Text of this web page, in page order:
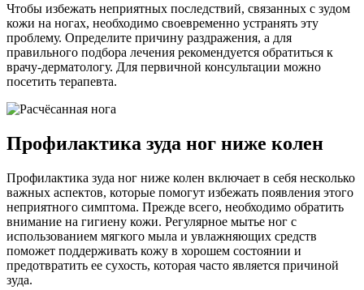
Чтобы избежать неприятных последствий, связанных с зудом
кожи на ногах, необходимо своевременно устранять эту
проблему. Определите причину раздражения, а для
правильного подбора лечения рекомендуется обратиться к
врачу-дерматологу. Для первичной консультации можно
посетить терапевта.
Профилактика зуда ног ниже колен
Профилактика зуда ног ниже колен включает в себя несколько
важных аспектов, которые помогут избежать появления этого
неприятного симптома. Прежде всего, необходимо обратить
внимание на гигиену кожи. Регулярное мытье ног с
использованием мягкого мыла и увлажняющих средств
поможет поддерживать кожу в хорошем состоянии и
предотвратить ее сухость, которая часто является причиной
зуда.